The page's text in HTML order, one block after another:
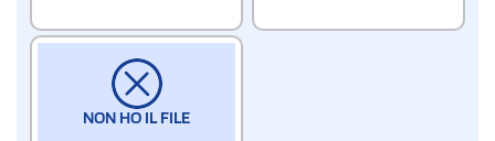
NON HO IL FILE